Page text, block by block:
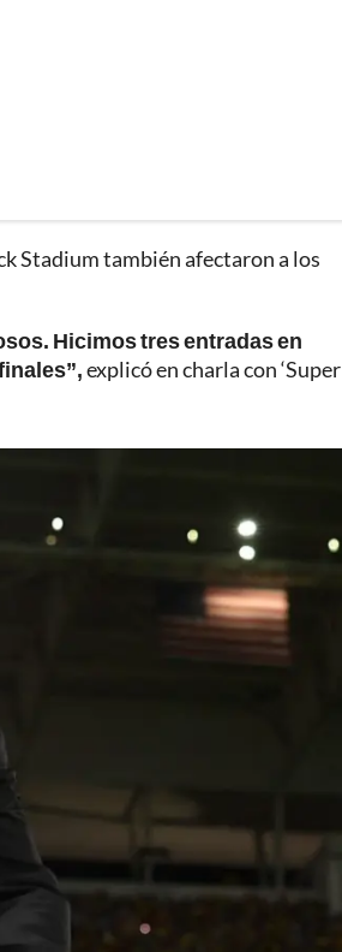
Stadium también afectaron a los
Hicimos tres entradas en
explicó en charla con ‘Super